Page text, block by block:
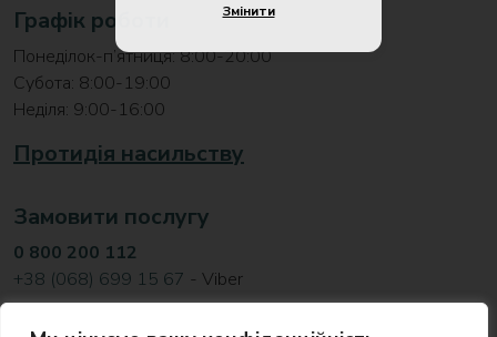
Змінити
Графік роботи
Понеділок-п’ятниця: 8:00-20:00
Субота: 8:00-19:00
Неділя: 9:00-16:00
Протидія насильству
Замовити послугу
0 800 200 112
+38 (068) 699 15 67 - Viber